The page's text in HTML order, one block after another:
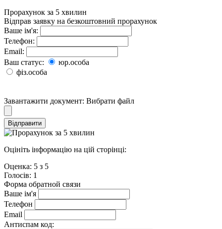
Прорахунок за 5 хвилин
Відправ заявку на безкоштовний прорахунок
Ваше ім'я:
Телефон:
Email:
Ваш статус:
юр.особа
фіз.особа
Завантажити документ: Вибрати файл
Відправити
Оцініть інформацію на цій сторінці:
Оценка: 5 з 5
Голосiв: 1
Форма обратной связи
Ваше ім'я
Телефон
Email
Антиспам код: